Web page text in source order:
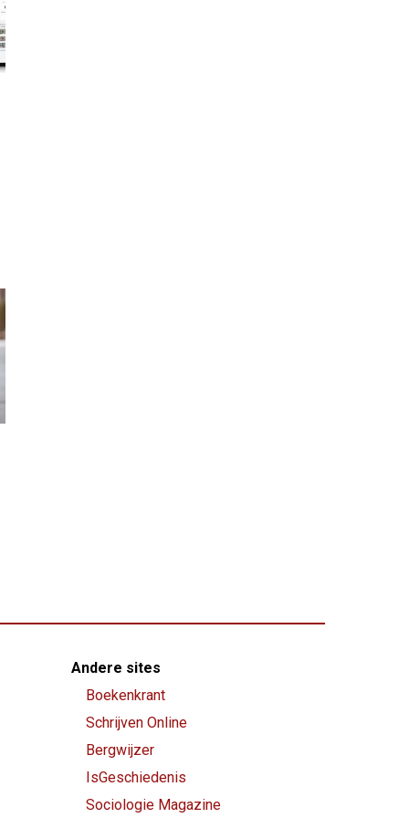
Andere sites
Boekenkrant
Schrijven Online
Bergwijzer
IsGeschiedenis
Sociologie Magazine